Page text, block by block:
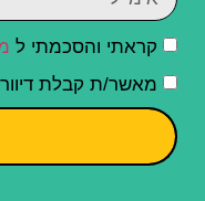
קראתי והסכמתי ל
מאשר/ת קבלת דיוור